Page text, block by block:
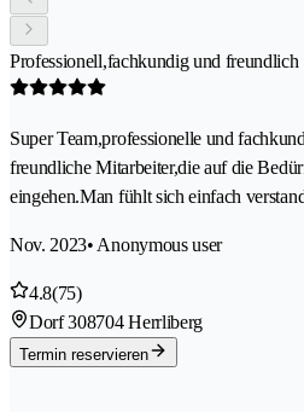
Professionell,fachkundig und freundlich
Super Team,professionelle und
freundliche Mitarbeiter,die auf die
eingehen.Man fühlt sich einfach
Nov. 2023• Anonymous user
4.8(75)
Dorf 308704 Herrliberg
Termin reservieren